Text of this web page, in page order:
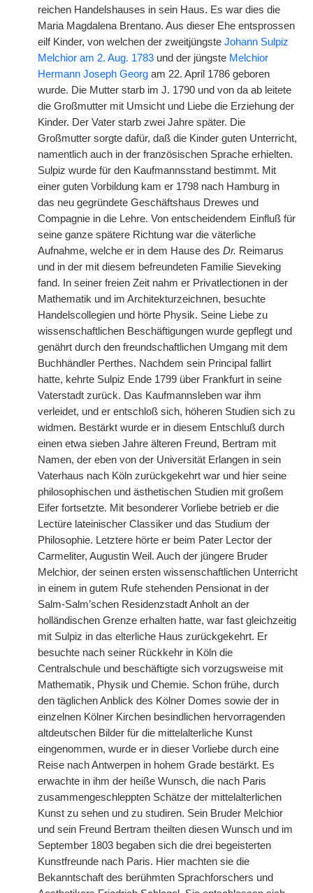
reichen Handelshauses in sein Haus. Es war dies die
Maria Magdalena Brentano. Aus dieser Ehe entsprossen
eilf Kinder, von welchen der zweitjüngste Johann Sulpiz
Melchior am 2. Aug. 1783 und der jüngste Melchior
Hermann Joseph Georg am 22. April 1786 geboren
wurde. Die Mutter starb im J. 1790 und von da ab leitete
die Großmutter mit Umsicht und Liebe die Erziehung der
Kinder. Der Vater starb zwei Jahre später. Die
Großmutter sorgte dafür, daß die Kinder guten Unterricht,
namentlich auch in der französischen Sprache erhielten.
Sulpiz wurde für den Kaufmannsstand bestimmt. Mit
einer guten Vorbildung kam er 1798 nach Hamburg in
das neu gegründete Geschäftshaus Drewes und
Compagnie in die Lehre. Von entscheidendem Einfluß für
seine ganze spätere Richtung war die väterliche
Aufnahme, welche er in dem Hause des Dr. Reimarus
und in der mit diesem befreundeten Familie Sieveking
fand. In seiner freien Zeit nahm er Privatlectionen in der
Mathematik und im Architekturzeichnen, besuchte
Handelscollegien und hörte Physik. Seine Liebe zu
wissenschaftlichen Beschäftigungen wurde gepflegt und
genährt durch den freundschaftlichen Umgang mit dem
Buchhändler Perthes. Nachdem sein Principal fallirt
hatte, kehrte Sulpiz Ende 1799 über Frankfurt in seine
Vaterstadt zurück. Das Kaufmannsleben war ihm
verleidet, und er entschloß sich, höheren Studien sich zu
widmen. Bestärkt wurde er in diesem Entschluß durch
einen etwa sieben Jahre älteren Freund, Bertram mit
Namen, der eben von der Universität Erlangen in sein
Vaterhaus nach Köln zurückgekehrt war und hier seine
philosophischen und ästhetischen Studien mit großem
Eifer fortsetzte. Mit besonderer Vorliebe betrieb er die
Lectüre lateinischer Classiker und das Studium der
Philosophie. Letztere hörte er beim Pater Lector der
Carmeliter, Augustin Weil. Auch der jüngere Bruder
Melchior, der seinen ersten wissenschaftlichen Unterricht
in einem in gutem Rufe stehenden Pensionat in der
Salm-Salm’schen Residenzstadt Anholt an der
holländischen Grenze erhalten hatte, war fast gleichzeitig
mit Sulpiz in das elterliche Haus zurückgekehrt. Er
besuchte nach seiner Rückkehr in Köln die
Centralschule und beschäftigte sich vorzugsweise mit
Mathematik, Physik und Chemie. Schon frühe, durch
den täglichen Anblick des Kölner Domes sowie der in
einzelnen Kölner Kirchen besindlichen hervorragenden
altdeutschen Bilder für die mittelalterliche Kunst
eingenommen, wurde er in dieser Vorliebe durch eine
Reise nach Antwerpen in hohem Grade bestärkt. Es
erwachte in ihm der heiße Wunsch, die nach Paris
zusammengeschleppten Schätze der mittelalterlichen
Kunst zu sehen und zu studiren. Sein Bruder Melchior
und sein Freund Bertram theilten diesen Wunsch und im
September 1803 begaben sich die drei begeisterten
Kunstfreunde nach Paris. Hier machten sie die
Bekanntschaft des berühmten Sprachforschers und